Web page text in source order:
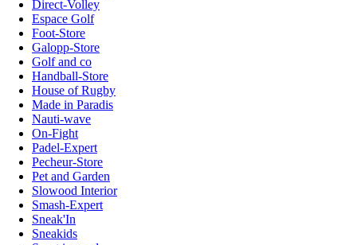
Direct-Volley
Espace Golf
Foot-Store
Galopp-Store
Golf and co
Handball-Store
House of Rugby
Made in Paradis
Nauti-wave
On-Fight
Padel-Expert
Pecheur-Store
Pet and Garden
Slowood Interior
Smash-Expert
Sneak'In
Sneakids